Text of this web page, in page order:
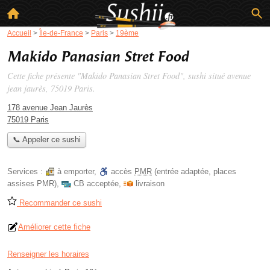
Accueil > Île-de-France > Paris > 19ème
Makido Panasian Stret Food
Cette fiche présente "Makido Panasian Stret Food", sushi situé avenue
jean jaurès, 75019 Paris.
178 avenue Jean Jaurès
75019 Paris
📞 Appeler ce sushi
Services : à emporter, accès PMR (entrée adaptée, places
assises PMR), CB acceptée, livraison
Recommander ce sushi
Améliorer cette fiche
Renseigner les horaires